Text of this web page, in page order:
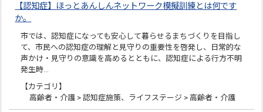
【認知症】ほっとあんしんネットワーク模擬訓練とは何です
か。
市では、認知症になっても安心して暮らせるまちづくりを目指し
て、市民への認知症の理解と見守りの重要性を啓発し、日常的な
声かけ・見守りの意識を高めるとともに、認知症による行方不明
発生時…
【カテゴリ】
高齢者・介護 > 認知症施策、ライフステージ > 高齢者・介護